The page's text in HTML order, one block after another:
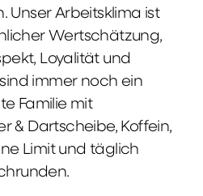
Unser Arbeitsklima ist
Wertschätzung,
Loyalität und
immer noch ein
Familie mit
& Dartscheibe, Koffein,
Limit und täglich